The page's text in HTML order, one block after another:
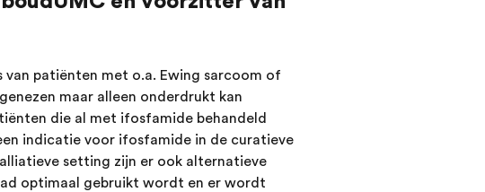
patiënten met o.a. Ewing sarcoom of
maar alleen onderdrukt kan
die al met ifosfamide behandeld
indicatie voor ifosfamide in de curatieve
setting zijn er ook alternatieve
optimaal gebruikt wordt en er wordt